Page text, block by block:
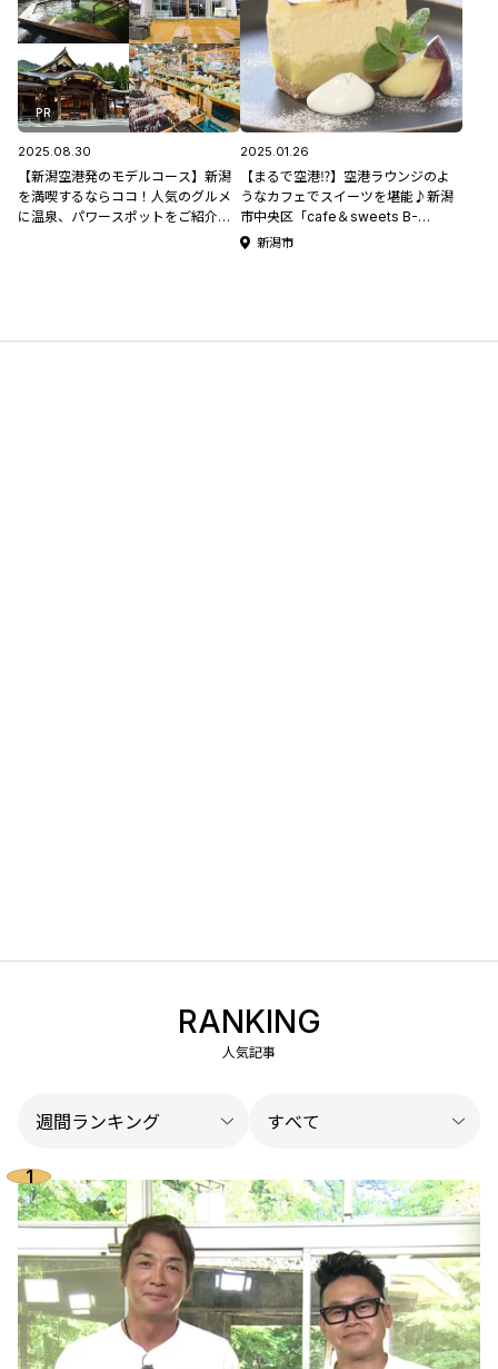
PR
2025.08.30
【新潟空港発のモデルコース】新潟
を満喫するならココ！人気のグルメ
に温泉、パワースポットをご紹介♪
2025.01.26
【まるで空港⁉】空港ラウンジのよ
うなカフェでスイーツを堪能♪新潟
市中央区「cafe＆sweets B-
Point」
新潟市
RANKING
人気記事